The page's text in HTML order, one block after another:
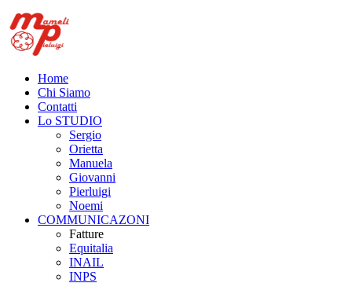
Home
Chi Siamo
Contatti
Lo STUDIO
Sergio
Orietta
Manuela
Giovanni
Pierluigi
Noemi
COMMUNICAZONI
Fatture
Equitalia
INAIL
INPS